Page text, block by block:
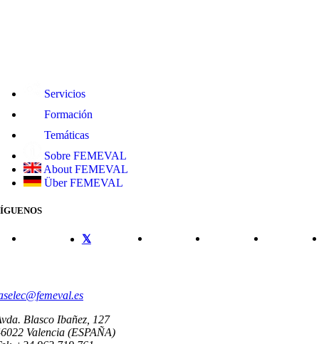
Servicios
Formación
Temáticas
Sobre FEMEVAL
About FEMEVAL
Über FEMEVAL
Blasco Ibañez, 127
Valencia (ESPAÑA)